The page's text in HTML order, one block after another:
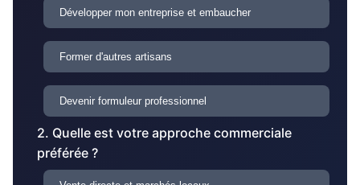
Développer mon entreprise et embaucher
Former d'autres artisans
Devenir formuleur professionnel
2. Quelle est votre approche commerciale
préférée ?